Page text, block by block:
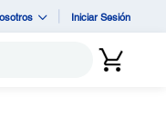
Iniciar Sesión